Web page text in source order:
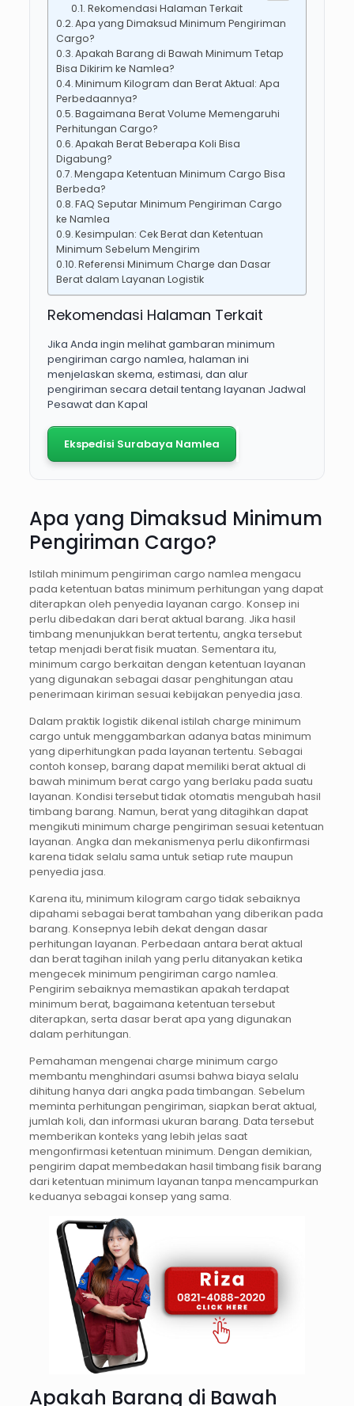
Rekomendasi Halaman Terkait
Apa yang Dimaksud Minimum Pengiriman
Cargo?
Apakah Barang di Bawah Minimum Tetap
Bisa Dikirim ke Namlea?
Minimum Kilogram dan Berat Aktual: Apa
Perbedaannya?
Bagaimana Berat Volume Memengaruhi
Perhitungan Cargo?
Apakah Berat Beberapa Koli Bisa
Digabung?
Mengapa Ketentuan Minimum Cargo Bisa
Berbeda?
FAQ Seputar Minimum Pengiriman Cargo
ke Namlea
Kesimpulan: Cek Berat dan Ketentuan
Minimum Sebelum Mengirim
Referensi Minimum Charge dan Dasar
Berat dalam Layanan Logistik
Rekomendasi Halaman Terkait
Jika Anda ingin melihat gambaran minimum
pengiriman cargo namlea, halaman ini
menjelaskan skema, estimasi, dan alur
pengiriman secara detail tentang layanan Jadwal
Pesawat dan Kapal
Ekspedisi Surabaya Namlea
Apa yang Dimaksud Minimum
Pengiriman Cargo?
Istilah minimum pengiriman cargo namlea mengacu
pada ketentuan batas minimum perhitungan yang dapat
diterapkan oleh penyedia layanan cargo. Konsep ini
perlu dibedakan dari berat aktual barang. Jika hasil
timbang menunjukkan berat tertentu, angka tersebut
tetap menjadi berat fisik muatan. Sementara itu,
minimum cargo berkaitan dengan ketentuan layanan
yang digunakan sebagai dasar penghitungan atau
penerimaan kiriman sesuai kebijakan penyedia jasa.
Dalam praktik logistik dikenal istilah charge minimum
cargo untuk menggambarkan adanya batas minimum
yang diperhitungkan pada layanan tertentu. Sebagai
contoh konsep, barang dapat memiliki berat aktual di
bawah minimum berat cargo yang berlaku pada suatu
layanan. Kondisi tersebut tidak otomatis mengubah hasil
timbang barang. Namun, berat yang ditagihkan dapat
mengikuti minimum charge pengiriman sesuai ketentuan
layanan. Angka dan mekanismenya perlu dikonfirmasi
karena tidak selalu sama untuk setiap rute maupun
penyedia jasa.
Karena itu, minimum kilogram cargo tidak sebaiknya
dipahami sebagai berat tambahan yang diberikan pada
barang. Konsepnya lebih dekat dengan dasar
perhitungan layanan. Perbedaan antara berat aktual
dan berat tagihan inilah yang perlu ditanyakan ketika
mengecek minimum pengiriman cargo namlea.
Pengirim sebaiknya memastikan apakah terdapat
minimum berat, bagaimana ketentuan tersebut
diterapkan, serta dasar berat apa yang digunakan
dalam perhitungan.
Pemahaman mengenai charge minimum cargo
membantu menghindari asumsi bahwa biaya selalu
dihitung hanya dari angka pada timbangan. Sebelum
meminta perhitungan pengiriman, siapkan berat aktual,
jumlah koli, dan informasi ukuran barang. Data tersebut
memberikan konteks yang lebih jelas saat
mengonfirmasi ketentuan minimum. Dengan demikian,
pengirim dapat membedakan hasil timbang fisik barang
dari ketentuan minimum layanan tanpa mencampurkan
keduanya sebagai konsep yang sama.
Apakah Barang di Bawah